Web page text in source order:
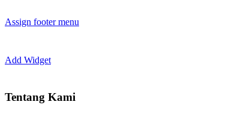
Assign footer menu
Add Widget
Tentang Kami